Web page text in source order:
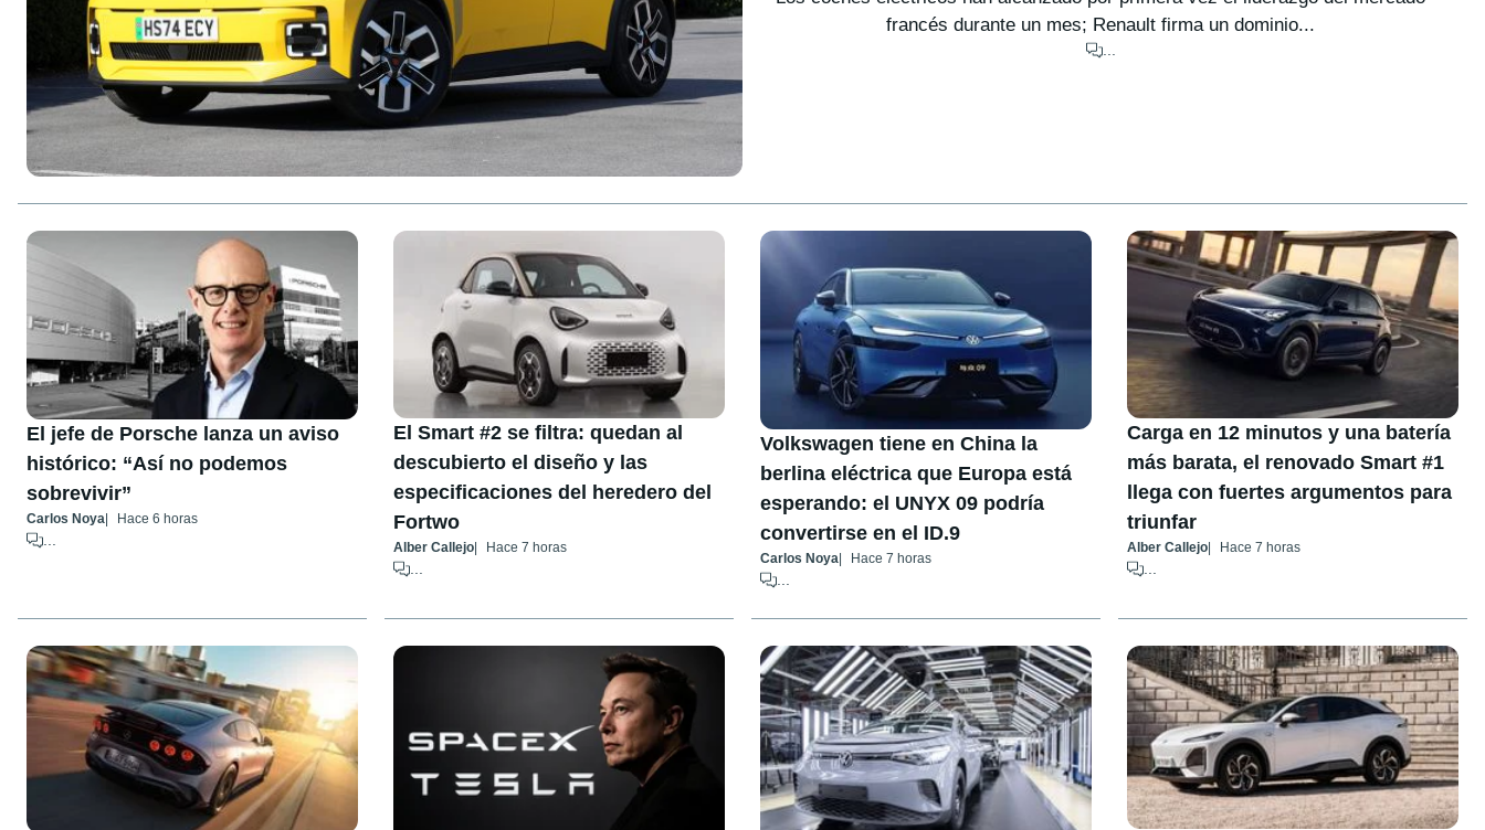
francés durante un mes; Renault firma un dominio...
...
El jefe de Porsche lanza un aviso
histórico: “Así no podemos
sobrevivir”
Carlos Noya Hace 6 horas
El Smart #2 se filtra: quedan al
descubierto el diseño y las
especificaciones del heredero del
Fortwo
Alber Callejo Hace 7 horas
Volkswagen tiene en China la
berlina eléctrica que Europa está
esperando: el UNYX 09 podría
convertirse en el ID.9
Carlos Noya Hace 7 horas
...
Carga en 12 minutos y una batería
más barata, el renovado Smart #1
llega con fuertes argumentos para
triunfar
Alber Callejo Hace 7 horas